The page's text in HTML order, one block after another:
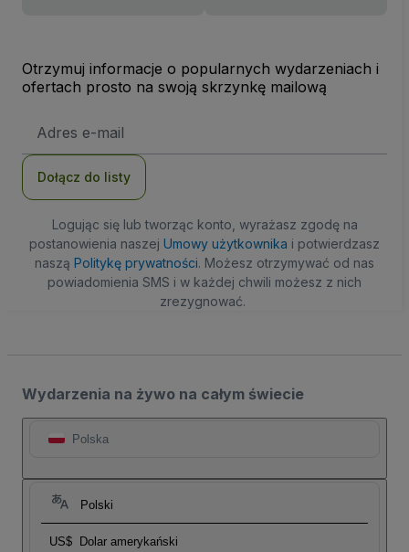
Otrzymuj informacje o popularnych wydarzeniach i
ofertach prosto na swoją skrzynkę mailową
e-
Dołącz do listy
Logując się lub tworząc konto, wyrażasz zgodę na
postanowienia naszej Umowy użytkownika i potwierdzasz
naszą Politykę prywatności. Możesz otrzymywać od nas
powiadomienia SMS i w każdej chwili możesz z nich
zrezygnować.
Wydarzenia na żywo na całym świecie
Polska
Polski
US$ Dolar amerykański